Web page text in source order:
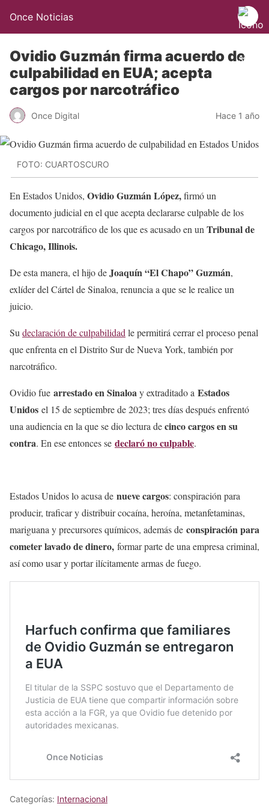
Once Noticias
Ovidio Guzmán firma acuerdo de
culpabilidad en EUA; acepta
cargos por narcotráfico
Once Digital Hace 1 año
FOTO: CUARTOSCURO
En Estados Unidos, Ovidio Guzmán López,firmó un
documento judicial en el que acepta declararse culpable de los
cargos por narcotráfico de los que es acusado en un Tribunal de
Chicago, Illinois.
De esta manera, el hijo deJoaquín “El Chapo” Guzmán,
exlíder del Cártel de Sinaloa, renuncia a que se le realice un
juicio.
Su declaración de culpabilidad le permitirá cerrar el proceso penal
que enfrenta en el Distrito Sur de Nueva York, también por
narcotráfico.
Ovidio fue arrestado en Sinaloay extraditado a Estados
Unidos el 15 de septiembre de 2023; tres días después enfrentó
una audiencia en la que se dio lectura decinco cargos en su
contra. En ese entonces se declaró no culpable.
Estados Unidos lo acusa de nueve cargos: conspiración para
producir, traficar y distribuir cocaína, heroína, metanfetaminas,
mariguana y precursores químicos, además de conspiración para
cometer lavado de dinero, formar parte de una empresa criminal,
así como usar y portar ilícitamente armas de fuego.
Categorías: Internacional